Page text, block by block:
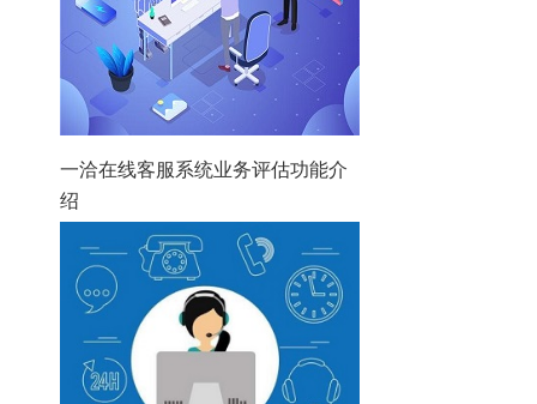
一洽在线客服系统业务评估功能介
绍